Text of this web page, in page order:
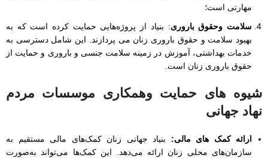
مهارتی است؛
سلامت وحقوق باروری: بنیاد از پروژه‌هایی حمایت کرده است که به
بهبود سلامت و حقوق باروری زنان می پردازند. این شامل دسترسی به
خدمات بهداشتی، آموزش در زمینه سلامت جنسی و باروری و حمایت از
حقوق باروری زنان است.
شیوه های حمایت وهمکاری موسسات مردم
نهاد جهانی
ارائه کمک های مالی: بنیاد جهانی زنان کمک‌های مالی مستقیم به
سازمان‌های محلی زنان ارائه می‌دهد. این کمک‌ها می‌تواند به‌صورت